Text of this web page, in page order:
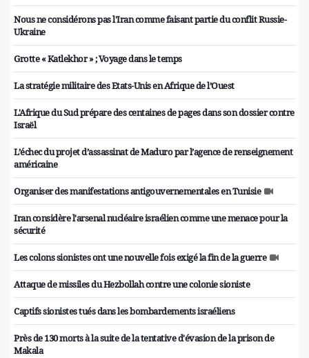
Nous ne considérons pas l'Iran comme faisant partie du conflit Russie-
Ukraine
Grotte « Katlekhor » ; Voyage dans le temps
La stratégie militaire des Etats-Unis en Afrique de l’Ouest
L'Afrique du Sud prépare des centaines de pages dans son dossier contre
Israël
L’échec du projet d’assassinat de Maduro par l’agence de renseignement
américaine
Organiser des manifestations antigouvernementales en Tunisie
Iran considère l'arsenal nucléaire israélien comme une menace pour la
sécurité
Les colons sionistes ont une nouvelle fois exigé la fin de la guerre
Attaque de missiles du Hezbollah contre une colonie sioniste
Captifs sionistes tués dans les bombardements israéliens
Près de 130 morts à la suite de la tentative d'évasion de la prison de
Makala